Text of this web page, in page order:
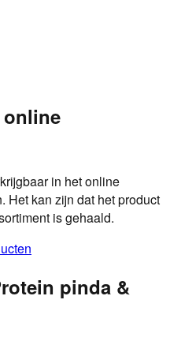
in het online
Het kan zijn dat het product
is gehaald.
pinda &